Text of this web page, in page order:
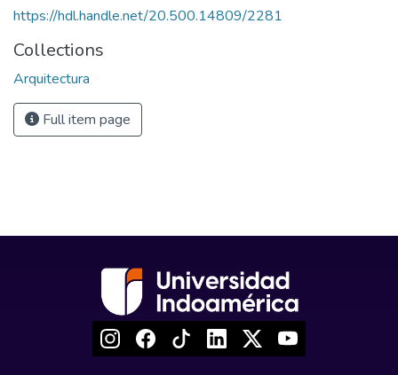
https://hdl.handle.net/20.500.14809/2281
Collections
Arquitectura
Full item page